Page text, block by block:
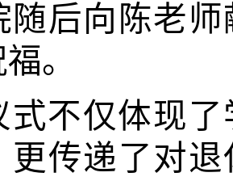
随后向陈老
。
式不仅体现
更传递了对